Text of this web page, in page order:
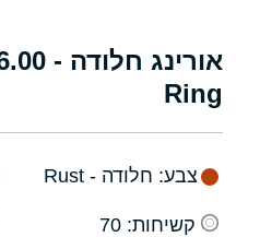
Ring
צבע: חלודה - Rust
קשיחות: 70